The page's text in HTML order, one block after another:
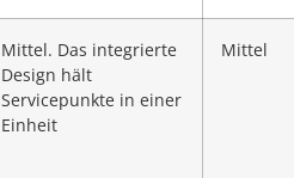
Mittel. Das integrierte
Design hält
Servicepunkte in einer
Einheit
Mittel